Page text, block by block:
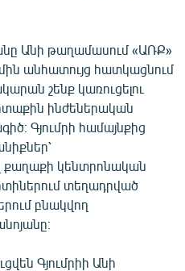
Անի թաղամասում «ԱՌՔ»
անհատույց հատկացնում
շենք կառուցելու
ինժեներական
Գյումրի համայնքից
քաղաքի կենտրոնական
տեղադրված
բնակվող
Գյումրիի Անի